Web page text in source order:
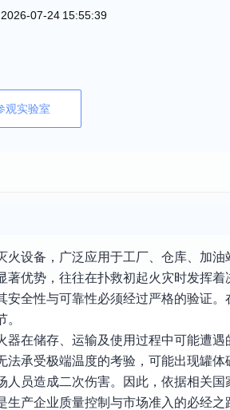
07-24 15:55:39
观实验室
设备，广泛应用于工厂、仓库、加
优势，往往在扑救初起火灾时发挥
安全性与可靠性必须经过严格的验证
器在储存、运输及使用过程中可能遭
承受极端温度的考验，可能出现罐
人员造成二次伤害。因此，依据相关
产企业质量控制与市场准入的必经之